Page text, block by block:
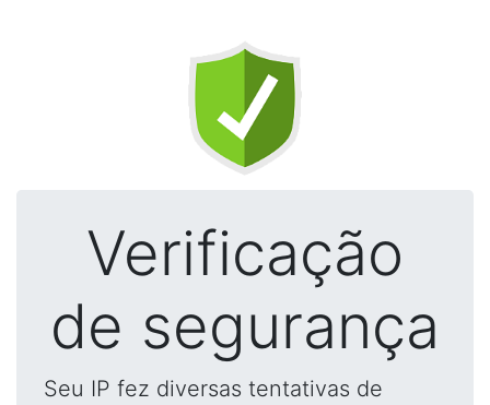
Verificação
de segurança
Seu IP fez diversas tentativas de